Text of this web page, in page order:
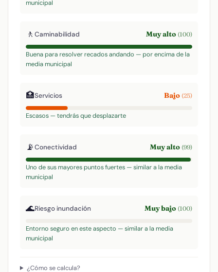
municipal
🚶 Caminabilidad Muy alto (100)
Buena para resolver recados andando — por encima de la
media municipal
🏥Servicios Bajo (25)
Escasos — tendrás que desplazarte
📡Conectividad Muy alto (99)
Uno de sus mayores puntos fuertes — similar a la media
municipal
🌊Riesgo inundación Muy bajo (100)
Entorno seguro en este aspecto — similar a la media
municipal
¿Cómo se calcula?